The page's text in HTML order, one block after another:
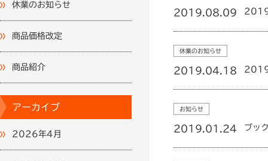
休業のお知らせ
商品価格改定
商品紹介
アーカイブ
2026年4月
2019.08.09 2019
休業のお知らせ
2019.04.18 2019
お知らせ
2019.01.24 ブッ